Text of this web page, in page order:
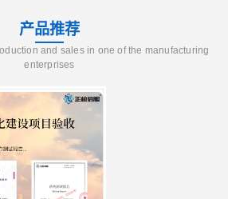
产品推荐
and sales in one of the manufacturing
enterprises